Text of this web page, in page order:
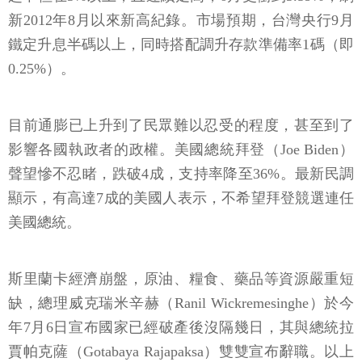
新2012年8月以來新高紀錄。市場預期，台灣央行9月
鐵定升息半碼以上，同時搭配調升存款準備率1碼（即
0.25%）。
目前通膨已上升到了民眾難以忍受的程度，甚至到了
影響各國執政者的政權。美國總統拜登（Joe Biden）
聲望慘不忍睹，跌破4成，支持率降至36%。最新民調
顯示，有高達7成的美國人表示，不希望拜登競選連任
美國總統。
斯里蘭卡經濟崩盤，原油、糧食、藥品等資源嚴重短
缺，總理威克瑞米辛赫（Ranil Wickremesinghe）於今
年7月6日宣布國家已經破產後沒隔幾日，其與總統拉
賈帕克薩（Gotabaya Rajapaksa）雙雙宣布辭職。以上